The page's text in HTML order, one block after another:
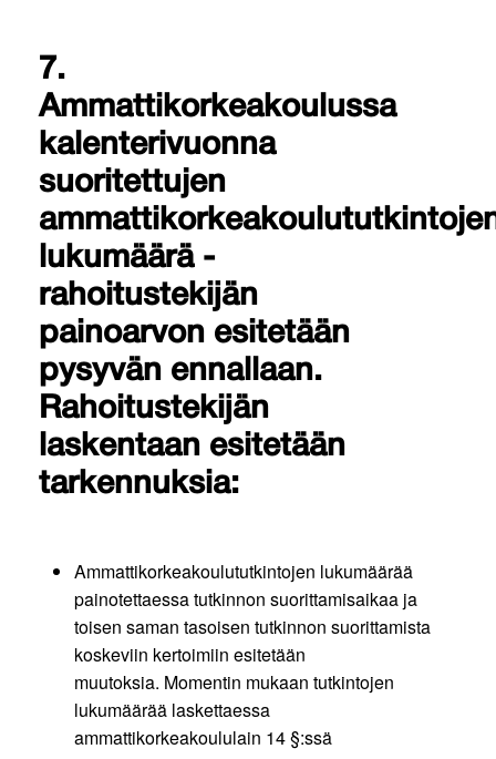
7.
Ammattikorkeakoulussa
kalenterivuonna
suoritettujen
lukumäärä -
rahoitustekijän
painoarvon esitetään
pysyvän ennallaan.
Rahoitustekijän
laskentaan esitetään
tarkennuksia:
Ammattikorkeakoulututkintojen lukumäärää
painotettaessa tutkinnon suorittamisaikaa ja
toisen saman tasoisen tutkinnon suorittamista
koskeviin kertoimiin esitetään
muutoksia. Momentin mukaan tutkintojen
lukumäärää laskettaessa
ammattikorkeakoululain 14 §:ssä